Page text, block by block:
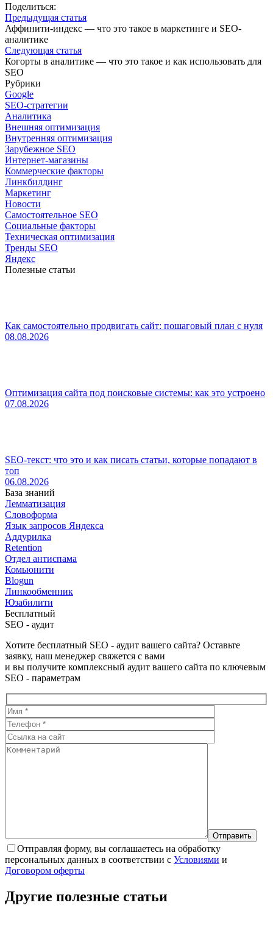
Поделиться:
Предыдущая статья
Аффинити-индекс — что это такое в маркетинге и SEO-
аналитике
Следующая статья
Когорты в аналитике — что это такое и как использовать для
SEO
Рубрики
Google
SEO-стратегии
Аналитика
Внешняя оптимизация
Внутренняя оптимизация
Зарубежное SEO
Интернет-магазины
Коммерческие факторы
Линкбилдинг
Маркетинг
Новости
Самостоятельное SEO
Социальные факторы
Техническая оптимизация
Тренды SEO
Яндекс
Полезные статьи
Как самостоятельно продвигать сайт: пошаговый план с нуля
08.08.2026
Оптимизация сайта под поисковые системы: как это устроено
07.08.2026
SEO-текст: что это и как писать статьи, которые попадают в
топ
06.08.2026
База знаний
Лемматизация
Словоформа
Язык запросов Яндекса
Аддурилка
Retention
Отдел антиспама
Комьюнити
Blogun
Линкообменник
Юзабилити
Бесплатный
SEO - аудит
Хотите бесплатный SEO - аудит вашего сайта? Оставьте
заявку, наш менеджер свяжется с вами
и вы получите комплексный аудит вашего сайта по ключевым
SEO - параметрам
Отправляя форму, вы соглашаетесь на обработку
персональных данных в соответствии с Условиями и
Договором оферты
Другие полезные статьи